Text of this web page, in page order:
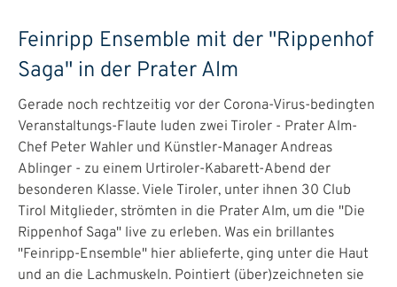
Feinripp Ensemble mit der "Rippenhof
Saga" in der Prater Alm
Gerade noch rechtzeitig vor der Corona-Virus-bedingten
Veranstaltungs-Flaute luden zwei Tiroler - Prater Alm-
Chef Peter Wahler und Künstler-Manager Andreas
Ablinger - zu einem Urtiroler-Kabarett-Abend der
besonderen Klasse. Viele Tiroler, unter ihnen 30 Club
Tirol Mitglieder, strömten in die Prater Alm, um die "Die
Rippenhof Saga" live zu erleben. Was ein brillantes
"Feinripp-Ensemble" hier ablieferte, ging unter die Haut
und an die Lachmuskeln. Pointiert (über)zeichneten sie